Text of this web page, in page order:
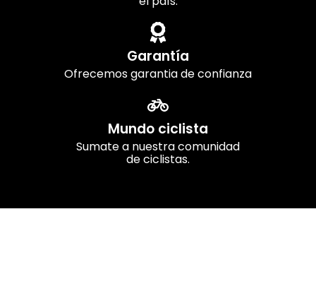
Garantía
Ofrecemos garantia de confianza
Mundo ciclista
Sumate a nuestra comunidad
de ciclistas.